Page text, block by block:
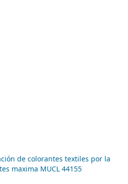
de colorantes textiles por la
maxima MUCL 44155